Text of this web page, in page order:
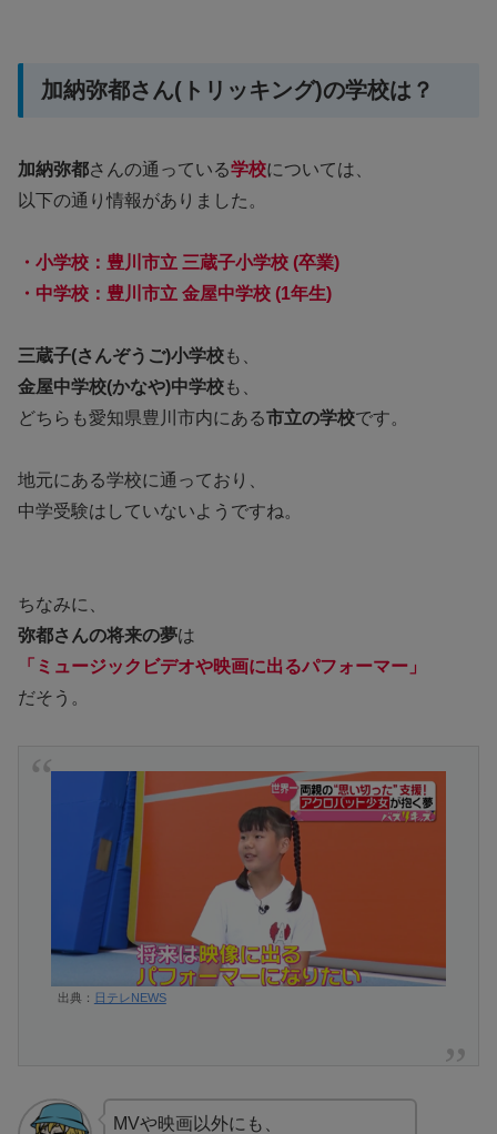
加納弥都さん(トリッキング)の学校は？
加納弥都さんの通っている学校については、
以下の通り情報がありました。
・小学校：豊川市立 三蔵子小学校 (卒業)
・中学校：豊川市立 金屋中学校 (1年生)
三蔵子(さんぞうご)小学校も、
金屋中学校(かなや)中学校も、
どちらも愛知県豊川市内にある市立の学校です。
地元にある学校に通っており、
中学受験はしていないようですね。
ちなみに、
弥都さんの将来の夢は
「ミュージックビデオや映画に出るパフォーマー」
だそう。
出典： 日テレNEWS
MVや映画以外にも、